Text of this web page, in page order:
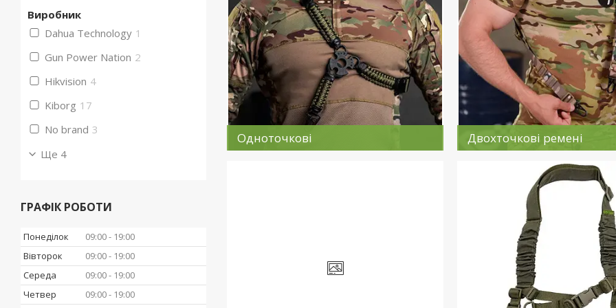
Одноточкові Двохточкові ремені
Виробник
Dahua Technology 1
Gun Power Nation 2
Hikvision 4
Kiborg 17
No brand 3
Ще 4
ГРАФІК РОБОТИ
Понеділок 09:00
19:00
Вівторок
09:00
19:00
Середа
09:00
19:00
Четвер
09:00
19:00